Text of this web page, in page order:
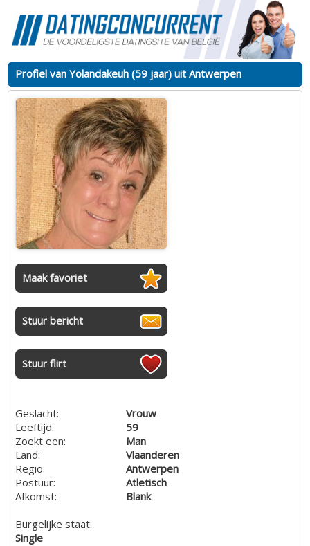
Profiel van Yolandakeuh (59 jaar) uit Antwerpen
Maak favoriet
Stuur bericht
Stuur flirt
Geslacht:
Vrouw
Leeftijd:
59
Zoekt een:
Man
Land:
Vlaanderen
Regio:
Antwerpen
Postuur:
Atletisch
Afkomst:
Blank
Burgelijke staat:
Single